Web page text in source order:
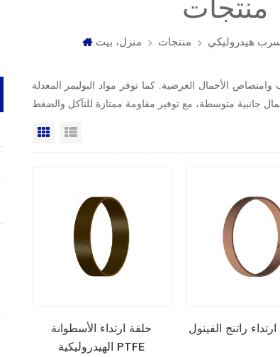
منتجات
منزل، بيت منتجات هيدروليكي
الأحمال العرضية. كما توفر مواد البوليمر المعدلة
عرض شبكي
حلقة ارتداء الأسطوانة
الهيدروليكية PTFE